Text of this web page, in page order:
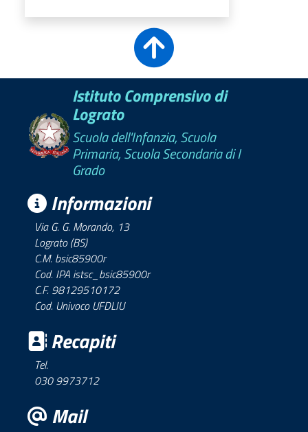
Istituto Comprensivo di
Lograto
Scuola dell'Infanzia, Scuola
Primaria, Scuola Secondaria di I
Grado
Informazioni
Via G. G. Morando, 13
Lograto (BS)
C.M. bsic85900r
Cod. IPA istsc_bsic85900r
C.F. 98129510172
Cod. Univoco UFDLIU
Recapiti
Tel.
030 9973712
Mail